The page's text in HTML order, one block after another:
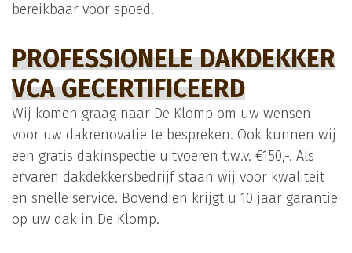
bereikbaar voor spoed!
PROFESSIONELE DAKDEKKER
VCA GECERTIFICEERD
Wij komen graag naar De Klomp om uw wensen
voor uw dakrenovatie te bespreken. Ook kunnen wij
een gratis dakinspectie uitvoeren t.w.v. €150,-. Als
ervaren dakdekkersbedrijf staan wij voor kwaliteit
en snelle service. Bovendien krijgt u 10 jaar garantie
op uw dak in De Klomp.